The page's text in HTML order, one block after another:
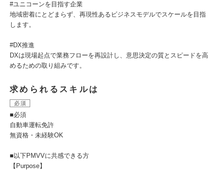
#ユニコーンを目指す企業
地域密着にとどまらず、再現性あるビジネスモデルでスケールを目指
します。
#DX推進
DXは現場起点で業務フローを再設計し、意思決定の質とスピードを高
めるための取り組みです。
求められるスキルは
必須
■必須
自動車運転免許
無資格・未経験OK
■以下PMVVに共感できる方
【Purpose】